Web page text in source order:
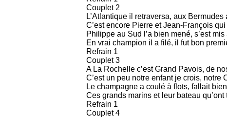
Couplet 2
L’Atlantique il retraversa, aux Bermudes
C’est encore Pierre et Jean-François
Philippe au Sud l’a bien mené, s’est
En vrai champion il a filé, il fut bon
Refrain 1
Couplet 3
A La Rochelle c’est Grand Pavois, de
C’est un peu notre enfant je crois, notre
Le champagne a coulé à flots, fallait
Ces grands marins et leur bateau qu’ont
Refrain 1
Couplet 4